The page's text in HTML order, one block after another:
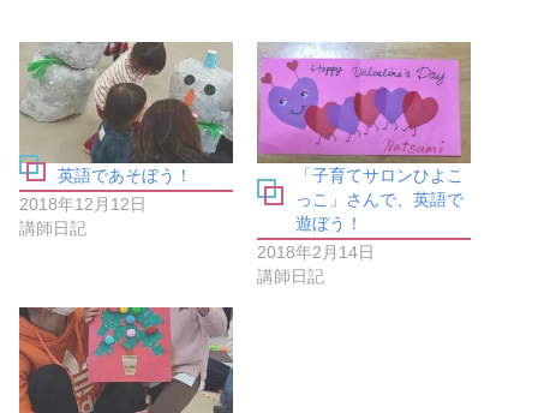
o
k
で
共
有
す
は
ク
リ
ッ
ク
さ
い
(
新
し
い
ウ
T
w
i
t
e
r
で
共
有
(
新
ド
ウ
で
開
き
ま
英語であそぼう！
2018年12月12日
講師日記
「子育てサロンひよこ
っこ」さんで、英語で
遊ぼう！
2018年2月14日
講師日記